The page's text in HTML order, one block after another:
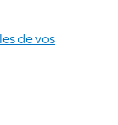
de vos